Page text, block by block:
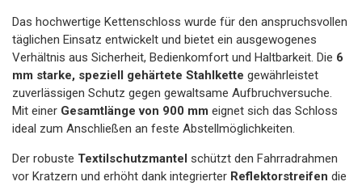
Das hochwertige Kettenschloss wurde für den anspruchsvollen
täglichen Einsatz entwickelt und bietet ein ausgewogenes
Verhältnis aus Sicherheit, Bedienkomfort und Haltbarkeit. Die 6
mm starke, speziell gehärtete Stahlkette gewährleistet
zuverlässigen Schutz gegen gewaltsame Aufbruchversuche.
Mit einer Gesamtlänge von 900 mm eignet sich das Schloss
ideal zum Anschließen an feste Abstellmöglichkeiten.
Der robuste Textilschutzmantel schützt den Fahrradrahmen
vor Kratzern und erhöht dank integrierter Reflektorstreifen die